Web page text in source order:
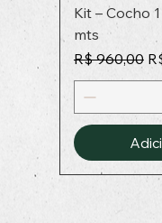
Kit – Cocho
mts
Preço normal
R$ 960,00